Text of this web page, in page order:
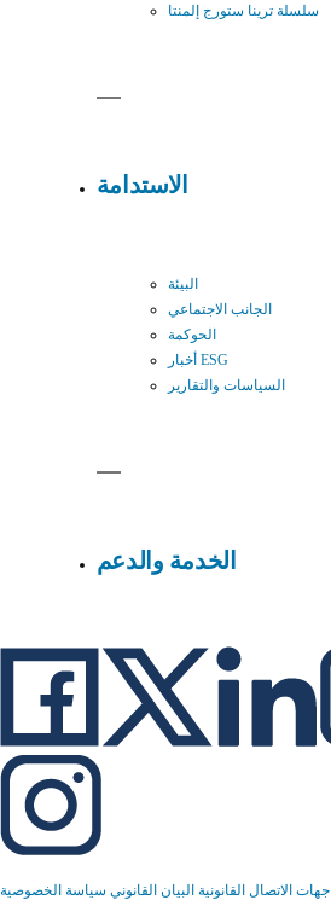
سلسلة ترينا ستورج إلمنتا
الاستدامة
البيئة
الجانب الاجتماعي
الحوكمة
أخبار ESG
السياسات والتقارير
الخدمة والدعم
جهات الاتصال القانونية البيان القانوني سياسة الخصوصية